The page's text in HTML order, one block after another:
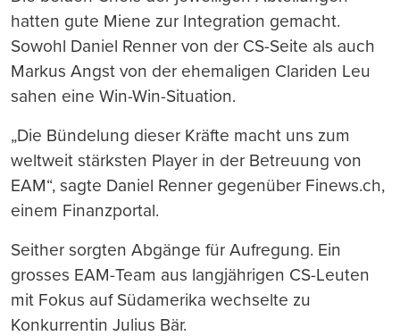
hatten gute Miene zur Integration gemacht.
Sowohl Daniel Renner von der CS-Seite als auch
Markus Angst von der ehemaligen Clariden Leu
sahen eine Win-Win-Situation.
„Die Bündelung dieser Kräfte macht uns zum
weltweit stärksten Player in der Betreuung von
EAM“, sagte Daniel Renner gegenüber Finews.ch,
einem Finanzportal.
Seither sorgten Abgänge für Aufregung. Ein
grosses EAM-Team aus langjährigen CS-Leuten
mit Fokus auf Südamerika wechselte zu
Konkurrentin Julius Bär.